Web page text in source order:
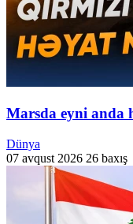
Marsda eyni anda
Dünya
07 avqust 2026 26 baxış